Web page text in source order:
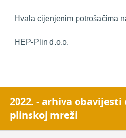
Hvala cijenjenim potrošačima
HEP-Plin d.o.o.
2022. - arhiva obavijesti
plinskoj mreži